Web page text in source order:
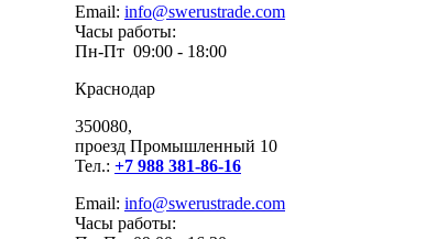
Email: info@swerustrade.com
Часы работы:
Пн-Пт 09:00 - 18:00
Краснодар
350080,
проезд Промышленный 10
Тел.: +7 988 381-86-16
Email: info@swerustrade.com
Часы работы: